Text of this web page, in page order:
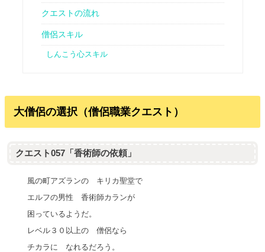
クエストの流れ
僧侶スキル
しんこう心スキル
大僧侶の選択（僧侶職業クエスト）
クエスト057「香術師の依頼」
風の町アズランの キリカ聖堂で
エルフの男性 香術師カランが
困っているようだ。
レベル３０以上の 僧侶なら
チカラに なれるだろう。